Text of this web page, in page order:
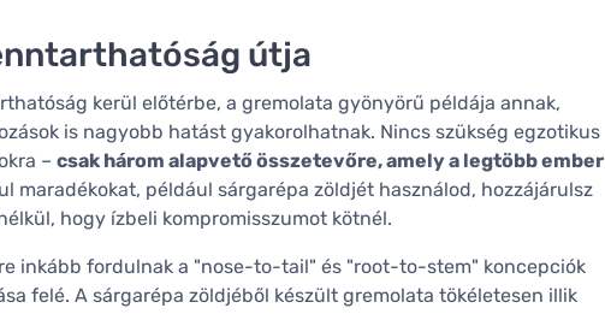
útja
kerül előtérbe, a gremolata gyönyörű példája annak,
is nagyobb hatást gyakorolhatnak. Nincs szükség egzotikus
– csak három alapvető összetevőre, amely a legtöbb ember
maradékokat, például sárgarépa zöldjét használod, hozzájárulsz
hogy ízbeli kompromisszumot kötnél.
inkább fordulnak a "nose-to-tail" és "root-to-stem" koncepciók
felé. A sárgarépa zöldjéből készült gremolata tökéletesen illik